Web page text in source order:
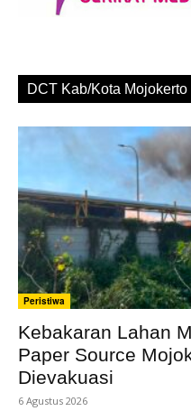
DCT Kab/Kota Mojokerto
Peristiwa
Kebakaran Lahan
Paper Source
Dievakuasi
6 Agustus 2026